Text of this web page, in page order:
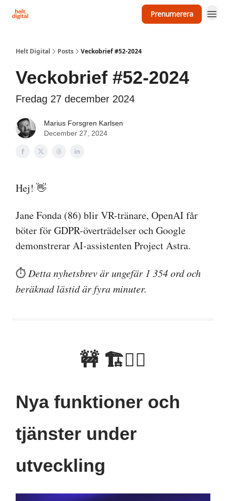
Prenumerera
Helt Digital Posts Veckobrief #52-2024
Veckobrief #52-2024
Fredag 27 december 2024
Marius Forsgren Karlsen
December 27, 2024
Hej! 👋
Jane Fonda (86) blir VR-tränare, OpenAI får
böter för GDPR-överträdelser och Google
demonstrerar AI-assistenten Project Astra.
⏱️ Detta nyhetsbrev är ungefär 1 354 ord och
beräknad lästid är fyra minuter.
🚧 🏗👷‍♂️
Nya funktioner och
tjänster under
utveckling